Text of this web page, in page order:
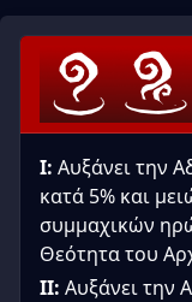
I: Αυξάνει την
κατά 5% και
συμμαχικών
Θεότητα του
II: Αυξάνει την